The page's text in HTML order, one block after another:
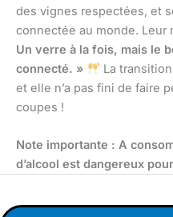
des vignes respectées, et
connectée au monde. Leur
Un verre à la fois, mais le
connecté. »
La
et elle n’a pas fini de faire
coupes !
Note importante : A
d’alcool est dangereux